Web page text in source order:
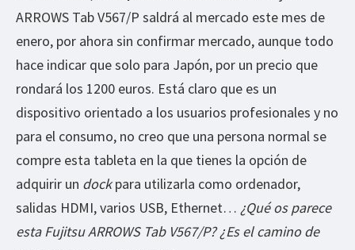
ARROWS Tab V567/P saldrá al mercado este mes de
enero, por ahora sin confirmar mercado, aunque todo
hace indicar que solo para Japón, por un precio que
rondará los 1200 euros. Está claro que es un
dispositivo orientado a los usuarios profesionales y no
para el consumo, no creo que una persona normal se
compre esta tableta en la que tienes la opción de
adquirir un dockpara utilizarla como ordenador,
salidas HDMI, varios USB, Ethernet… ¿Qué os parece
esta Fujitsu ARROWS Tab V567/P? ¿Es el camino de